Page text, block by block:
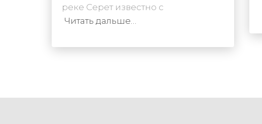
реке Серет известно с
Читать дальше…